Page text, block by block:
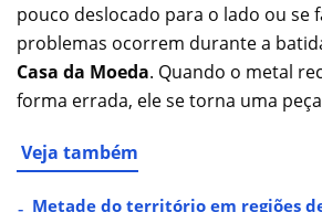
pouco deslocado para o lado ou se
problemas ocorrem durante a
Casa da Moeda. Quando o metal
forma errada, ele se torna uma
Veja também
Metade do território em regiões